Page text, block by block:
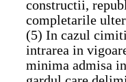
constructii,
completarile
(5) In cazul
intrarea in
minima admisa